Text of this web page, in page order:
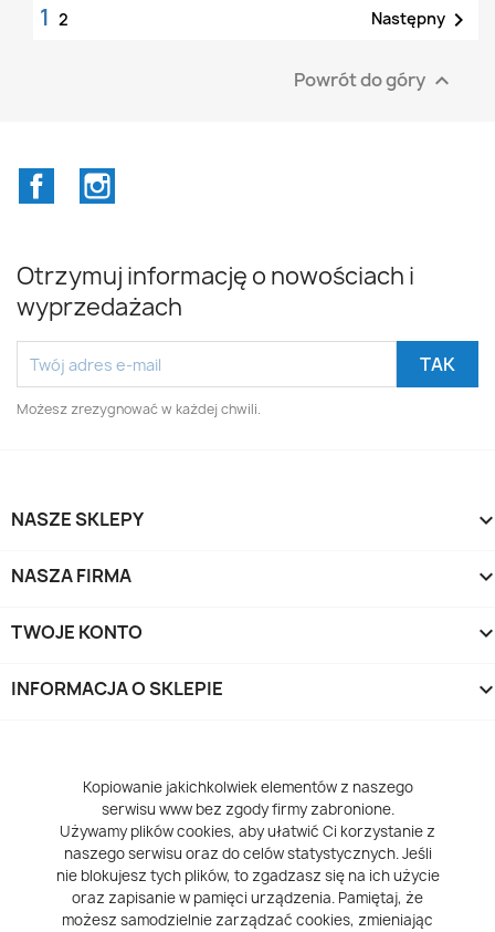
1 2 Następny 
Powrót do góry 
Facebook
Otrzymuj informację o nowościach i
wyprzedażach
Możesz zrezygnować w każdej chwili.
NASZE SKLEPY
NASZA FIRMA
TWOJE KONTO
INFORMACJA O SKLEPIE
Kopiowanie jakichkolwiek elementów z naszego
serwisu www bez zgody firmy zabronione.
Używamy plików cookies, aby ułatwić Ci korzystanie z
naszego serwisu oraz do celów statystycznych. Jeśli
nie blokujesz tych plików, to zgadzasz się na ich użycie
oraz zapisanie w pamięci urządzenia. Pamiętaj, że
możesz samodzielnie zarządzać cookies, zmieniając